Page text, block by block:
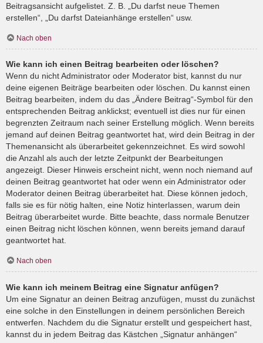
Beitragsansicht aufgelistet. Z. B. „Du darfst neue Themen
erstellen“, „Du darfst Dateianhänge erstellen“ usw.
Nach oben
Wie kann ich einen Beitrag bearbeiten oder löschen?
Wenn du nicht Administrator oder Moderator bist, kannst du nur
deine eigenen Beiträge bearbeiten oder löschen. Du kannst einen
Beitrag bearbeiten, indem du das „Ändere Beitrag“-Symbol für den
entsprechenden Beitrag anklickst; eventuell ist dies nur für einen
begrenzten Zeitraum nach seiner Erstellung möglich. Wenn bereits
jemand auf deinen Beitrag geantwortet hat, wird dein Beitrag in der
Themenansicht als überarbeitet gekennzeichnet. Es wird sowohl
die Anzahl als auch der letzte Zeitpunkt der Bearbeitungen
angezeigt. Dieser Hinweis erscheint nicht, wenn noch niemand auf
deinen Beitrag geantwortet hat oder wenn ein Administrator oder
Moderator deinen Beitrag überarbeitet hat. Diese können jedoch,
falls sie es für nötig halten, eine Notiz hinterlassen, warum dein
Beitrag überarbeitet wurde. Bitte beachte, dass normale Benutzer
einen Beitrag nicht löschen können, wenn bereits jemand darauf
geantwortet hat.
Nach oben
Wie kann ich meinem Beitrag eine Signatur anfügen?
Um eine Signatur an deinen Beitrag anzufügen, musst du zunächst
eine solche in den Einstellungen in deinem persönlichen Bereich
entwerfen. Nachdem du die Signatur erstellt und gespeichert hast,
kannst du in jedem Beitrag das Kästchen „Signatur anhängen“